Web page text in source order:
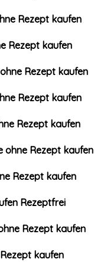
Rezept kaufen
Rezept kaufen
Rezept kaufen
Rezept kaufen
Rezept kaufen
ohne Rezept kaufen
Rezept kaufen
Rezeptfrei
Rezept kaufen
kaufen